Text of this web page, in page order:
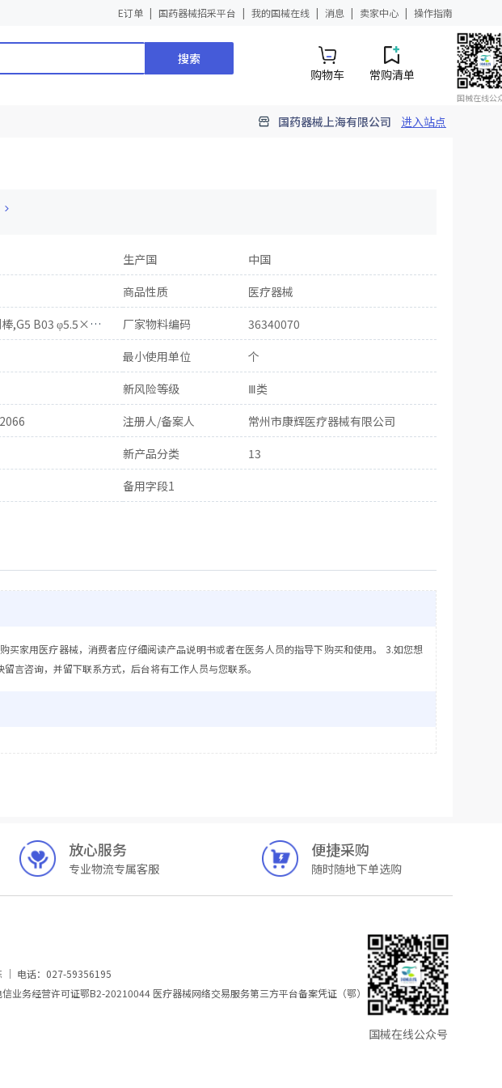
E订单 国药器械招采平台 我的国械在线 消息 卖家中心 操作指南
搜索
购物车 常购清单
国械在线公
国药器械上海有限公司 进入站点
生产国
中国
商品性质
医疗器械
金属矫形用棒 微创棒,G5 B03 φ5.5×70mm 厂家物料编码
36340070
最小使用单位
个
新风险等级
Ⅲ类
注册人/备案人
常州市康辉医疗器械有限公司
新产品分类
13
备用字段1
家用医疗器械，消费者应仔细阅读产品说明书或者在医务人员的指导下购买和使用。 3.如您想
咨询，并留下联系方式，后台将有工作人员与您联系。
放心服务
专业物流专属客服
便捷采购
随时随地下单选购
｜ 电话：027-59356195
信业务经营许可证鄂B2-20210044 医疗器械网络交易服务第三方平台备案凭证（鄂）
国械在线公众号